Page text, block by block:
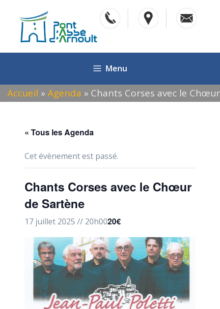
contenu
Menu
Accueil »Agenda » Chants Corses avec le Chœur
« Tous les Agenda
Cet évènement est passé.
Chants Corses avec le Chœur
de Sartène
17 juillet 2025 // 20h0020€